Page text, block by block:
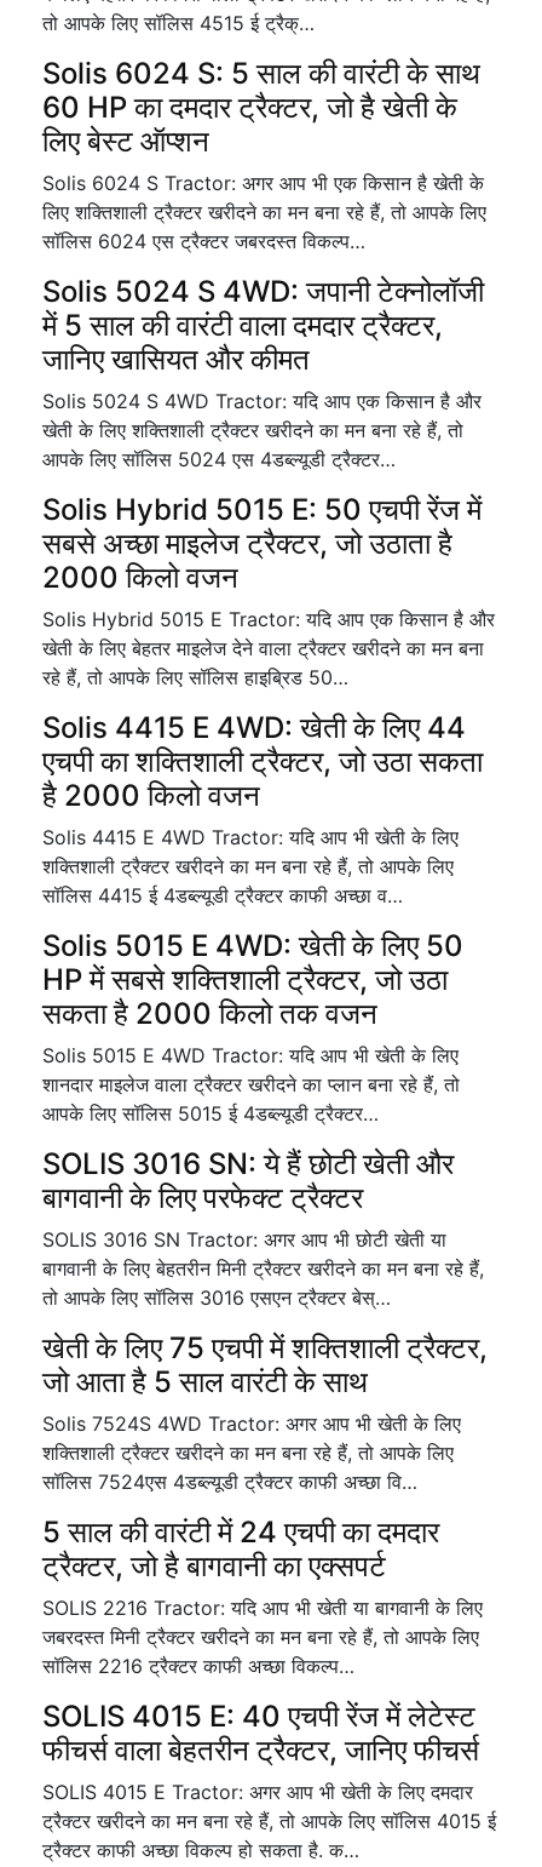
तो आपके लिए सॉलिस 4515 ई ट्रैक्…
Solis 6024 S: 5 साल की वारंटी के साथ
60 HP का दमदार ट्रैक्टर, जो है खेती के
लिए बेस्ट ऑप्शन
Solis 6024 S Tractor: अगर आप भी एक किसान है खेती के
लिए शक्तिशाली ट्रैक्टर खरीदने का मन बना रहे हैं, तो आपके लिए
सॉलिस 6024 एस ट्रैक्टर जबरदस्त विकल्प…
Solis 5024 S 4WD: जपानी टेक्नोलॉजी
में 5 साल की वारंटी वाला दमदार ट्रैक्टर,
जानिए खासियत और कीमत
Solis 5024 S 4WD Tractor: यदि आप एक किसान है और
खेती के लिए शक्तिशाली ट्रैक्टर खरीदने का मन बना रहे हैं, तो
आपके लिए सॉलिस 5024 एस 4डब्ल्यूडी ट्रैक्टर…
Solis Hybrid 5015 E: 50 एचपी रेंज में
सबसे अच्छा माइलेज ट्रैक्टर, जो उठाता है
2000 किलो वजन
Solis Hybrid 5015 E Tractor: यदि आप एक किसान है और
खेती के लिए बेहतर माइलेज देने वाला ट्रैक्टर खरीदने का मन बना
रहे हैं, तो आपके लिए सॉलिस हाइब्रिड 50…
Solis 4415 E 4WD: खेती के लिए 44
एचपी का शक्तिशाली ट्रैक्टर, जो उठा सकता
है 2000 किलो वजन
Solis 4415 E 4WD Tractor: यदि आप भी खेती के लिए
शक्तिशाली ट्रैक्टर खरीदने का मन बना रहे हैं, तो आपके लिए
सॉलिस 4415 ई 4डब्ल्यूडी ट्रैक्टर काफी अच्छा व…
Solis 5015 E 4WD: खेती के लिए 50
HP में सबसे शक्तिशाली ट्रैक्टर, जो उठा
सकता है 2000 किलो तक वजन
Solis 5015 E 4WD Tractor: यदि आप भी खेती के लिए
शानदार माइलेज वाला ट्रैक्टर खरीदने का प्लान बना रहे हैं, तो
आपके लिए सॉलिस 5015 ई 4डब्ल्यूडी ट्रैक्टर…
SOLIS 3016 SN: ये हैं छोटी खेती और
बागवानी के लिए परफेक्ट ट्रैक्टर
SOLIS 3016 SN Tractor: अगर आप भी छोटी खेती या
बागवानी के लिए बेहतरीन मिनी ट्रैक्टर खरीदने का मन बना रहे हैं,
तो आपके लिए सॉलिस 3016 एसएन ट्रैक्टर बेस्…
खेती के लिए 75 एचपी में शक्तिशाली ट्रैक्टर,
जो आता है 5 साल वारंटी के साथ
Solis 7524S 4WD Tractor: अगर आप भी खेती के लिए
शक्तिशाली ट्रैक्टर खरीदने का मन बना रहे हैं, तो आपके लिए
सॉलिस 7524एस 4डब्ल्यूडी ट्रैक्टर काफी अच्छा वि…
5 साल की वारंटी में 24 एचपी का दमदार
ट्रैक्टर, जो है बागवानी का एक्सपर्ट
SOLIS 2216 Tractor: यदि आप भी खेती या बागवानी के लिए
जबरदस्त मिनी ट्रैक्टर खरीदने का मन बना रहे हैं, तो आपके लिए
सॉलिस 2216 ट्रैक्टर काफी अच्छा विकल्प…
SOLIS 4015 E: 40 एचपी रेंज में लेटेस्ट
फीचर्स वाला बेहतरीन ट्रैक्टर, जानिए फीचर्स
SOLIS 4015 E Tractor: अगर आप भी खेती के लिए दमदार
ट्रैक्टर खरीदने का मन बना रहे हैं, तो आपके लिए सॉलिस 4015 ई
ट्रैक्टर काफी अच्छा विकल्प हो सकता है. क…